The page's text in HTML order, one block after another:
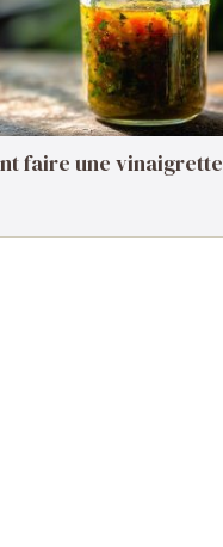
faire une vinaigrette